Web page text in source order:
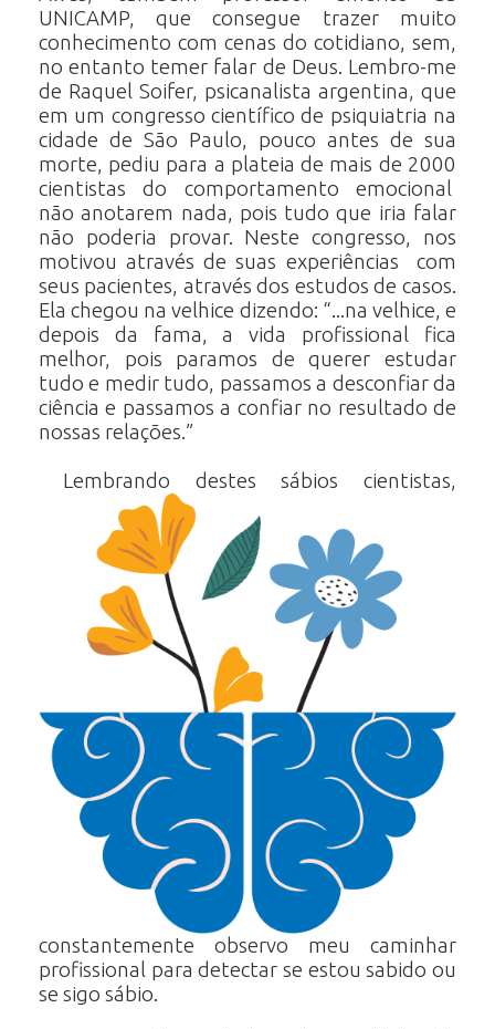
UNICAMP, que consegue trazer muito
conhecimento com cenas do cotidiano, sem,
no entanto temer falar de Deus. Lembro-me
de Raquel Soifer, psicanalista argentina, que
em um congresso científico de psiquiatria na
cidade de São Paulo, pouco antes de sua
morte, pediu para a plateia de mais de 2000
cientistas do comportamento emocional
não anotarem nada, pois tudo que iria falar
não poderia provar. Neste congresso, nos
motivou através de suas experiências com
seus pacientes, através dos estudos de casos.
Ela chegou na velhice dizendo: “...na velhice, e
depois da fama, a vida profissional fica
melhor, pois paramos de querer estudar
tudo e medir tudo, passamos a desconfiar da
ciência e passamos a confiar no resultado de
nossas relações.”
Lembrando destes sábios cientistas,
constantemente observo meu caminhar
profissional para detectar se estou sabido ou
se sigo sábio.